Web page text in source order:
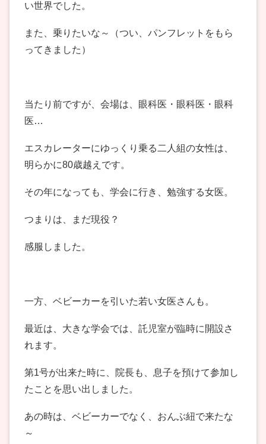
い世界でした。
また、乗りたいな～（つい、パンフレットをもら
ってきました）
当たり前ですが、会場は、眼科医・眼科医・眼科
医…
エスカレーターにゆっくり乗る二人組の女性は、
明らかに80歳越えです。
その年になっても、学会に行き、勉強する女医。
つまりは、まだ現役？
感服しました。
一方、ベビーカーを引いた若い女医さんも。
最近は、大きな学会では、託児室が臨時に開設さ
れます。
第1号が出来た時に、院長も、息子を預けて参加し
たことを思い出しました。
あの時は、ベビーカーでなく、おんぶ紐で来たな
～